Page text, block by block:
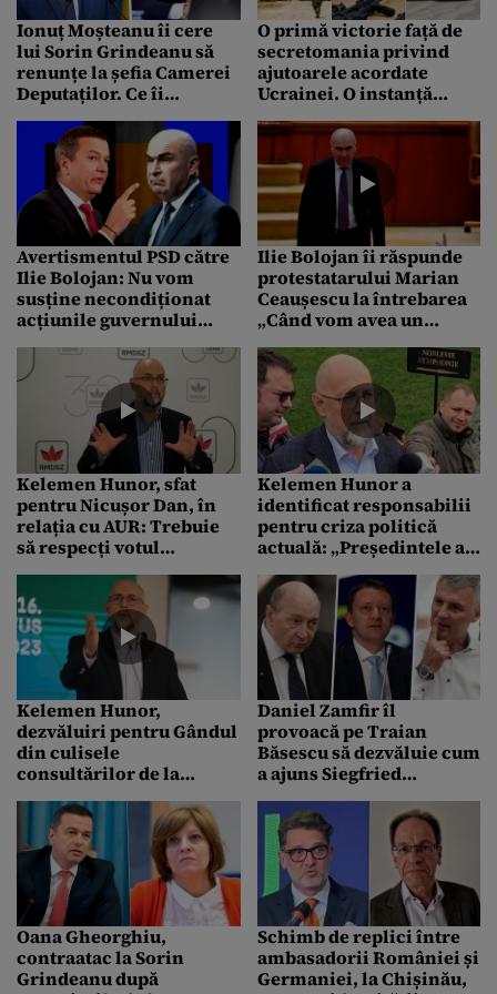
Ionuț Moșteanu îi cere
lui Sorin Grindeanu să
renunțe la șefia Camerei
Deputaților. Ce îi
USR liderului PSD
O primă victorie față de
secretomania privind
ajutoarele acordate
Ucrainei. O instanță
publice toate Hotărârile
de Guvern care fac
referire la sprijinul
acordat de România și
datele la care au fost
emise
Avertismentul PSD către
Ilie Bolojan: Nu vom
susține necondiționat
acțiunile guvernului
demis
Ilie Bolojan îi răspunde
protestatarului Marian
Ceaușescu la întrebarea
„Când vom avea un
guvern cu puteri
depline?”
Kelemen Hunor, sfat
pentru Nicușor Dan, în
relația cu AUR: Trebuie
să respecți votul
Kelemen Hunor a
identificat responsabilii
pentru criza politică
actuală: „Președintele a
greșite”
Kelemen Hunor,
dezvăluiri pentru Gândul
din culisele
consultărilor de la
pe Nicușor Dan
Daniel Zamfir îl
provoacă pe Traian
Băsescu să dezvăluie cum
a ajuns Siegfried
lui, ca ulterior să fie
„parașutat” în PMP
Oana Gheorghiu,
contraatac la Sorin
Grindeanu după
Schimb de replici între
ambasadorii României și
Germaniei, la Chișinău,